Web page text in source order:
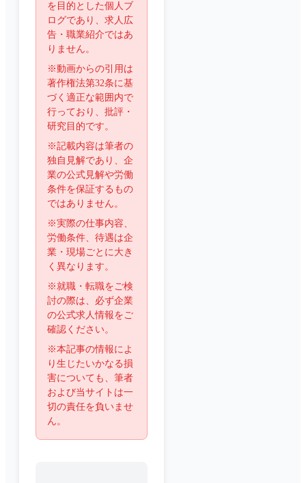
を目的とした個人ブ
ログであり、求人広
告・職業紹介ではあ
りません。
※動画からの引用は
著作権法第32条に基
づく適正な範囲内で
行っており、批評・
研究目的です。
※記載内容は筆者の
独自見解であり、企
業の公式見解や労働
条件を保証するもの
ではありません。
※実際の仕事内容、
労働条件、待遇は企
業・現場ごとに大き
く異なります。
※就職・転職をご検
討の際は、必ず企業
の公式求人情報をご
確認ください。
※本記事の情報によ
り生じたいかなる損
害についても、筆者
および当サイトは一
切の責任を負いませ
ん。